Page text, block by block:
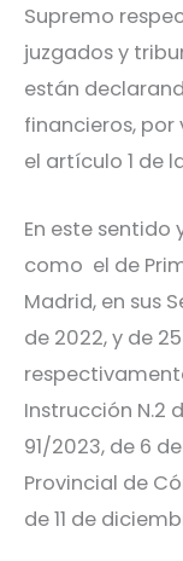
Supremo
juzgados y
están
financieros,
el artículo 1 de
En este sentido
como el de
Madrid, en sus
de 2022, y de
Instrucción N.2
91/2023, de 6
Provincial de
de 11 de